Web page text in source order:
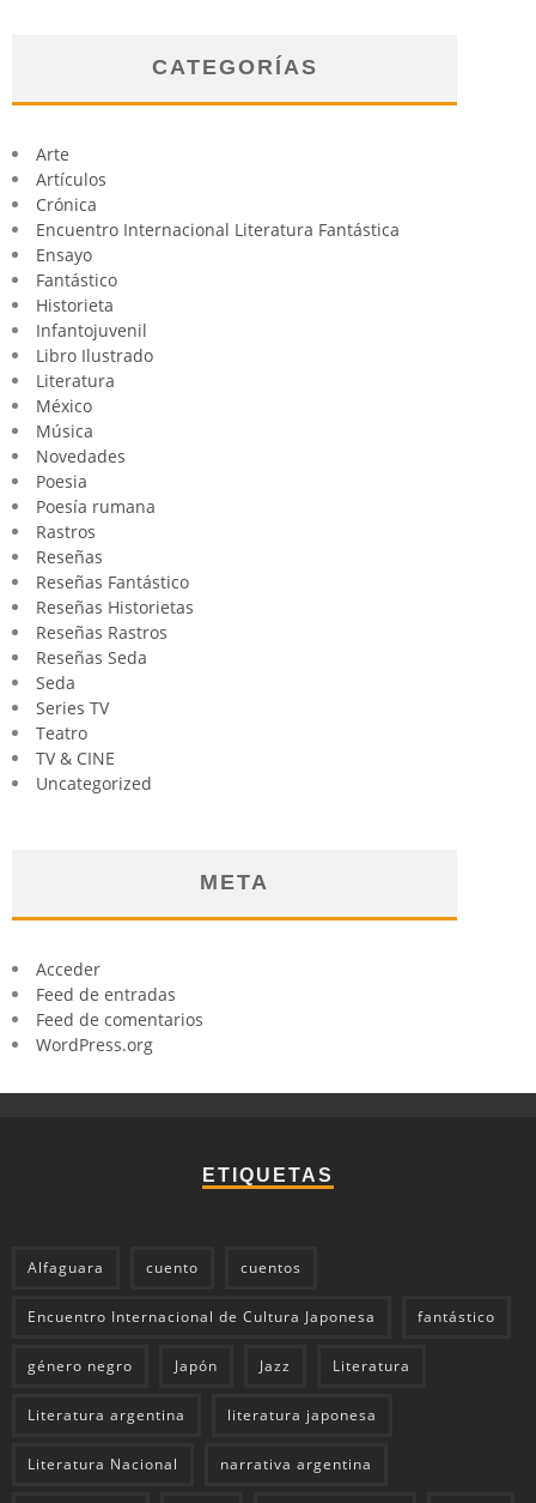
CATEGORÍAS
Arte
Artículos
Crónica
Encuentro Internacional Literatura Fantástica
Ensayo
Fantástico
Historieta
Infantojuvenil
Libro Ilustrado
Literatura
México
Música
Novedades
Poesia
Poesía rumana
Rastros
Reseñas
Reseñas Fantástico
Reseñas Historietas
Reseñas Rastros
Reseñas Seda
Seda
Series TV
Teatro
TV & CINE
Uncategorized
META
Acceder
Feed de entradas
Feed de comentarios
WordPress.org
ETIQUETAS
Alfaguara cuento cuentos
Encuentro Internacional de Cultura Japonesa fantástico
género negro Japón Jazz Literatura
Literatura argentina literatura japonesa
Literatura Nacional narrativa argentina